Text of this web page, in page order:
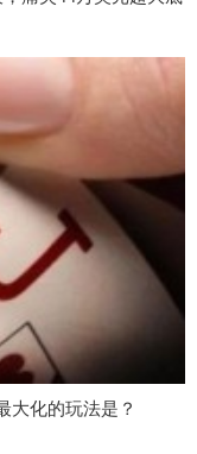
大化的玩法是？